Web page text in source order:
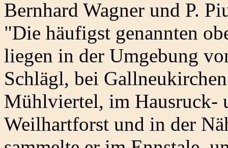
Bernhard Wagner und P.
"Die häufigst genannten
liegen in der Umgebung
Schlägl, bei
Mühlviertel, im Hausruck-
Weilhartforst und in der